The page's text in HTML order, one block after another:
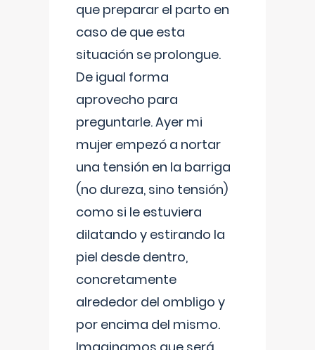
que preparar el parto en
caso de que esta
situación se prolongue.
De igual forma
aprovecho para
preguntarle. Ayer mi
mujer empezó a nortar
una tensión en la barriga
(no dureza, sino tensión)
como si le estuviera
dilatando y estirando la
piel desde dentro,
concretamente
alrededor del ombligo y
por encima del mismo.